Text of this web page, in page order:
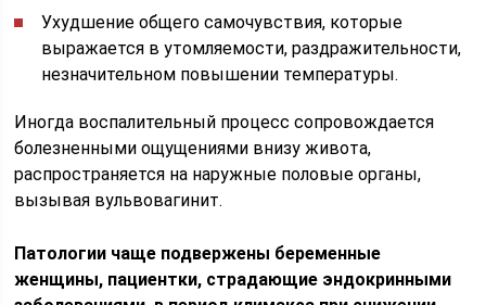
Ухудшение общего самочувствия, которые
выражается в утомляемости, раздражительности,
незначительном повышении температуры.
Иногда воспалительный процесс сопровождается
болезненными ощущениями внизу живота,
распространяется на наружные половые органы,
вызывая вульвовагинит.
Патологии чаще подвержены беременные
женщины, пациентки, страдающие эндокринными